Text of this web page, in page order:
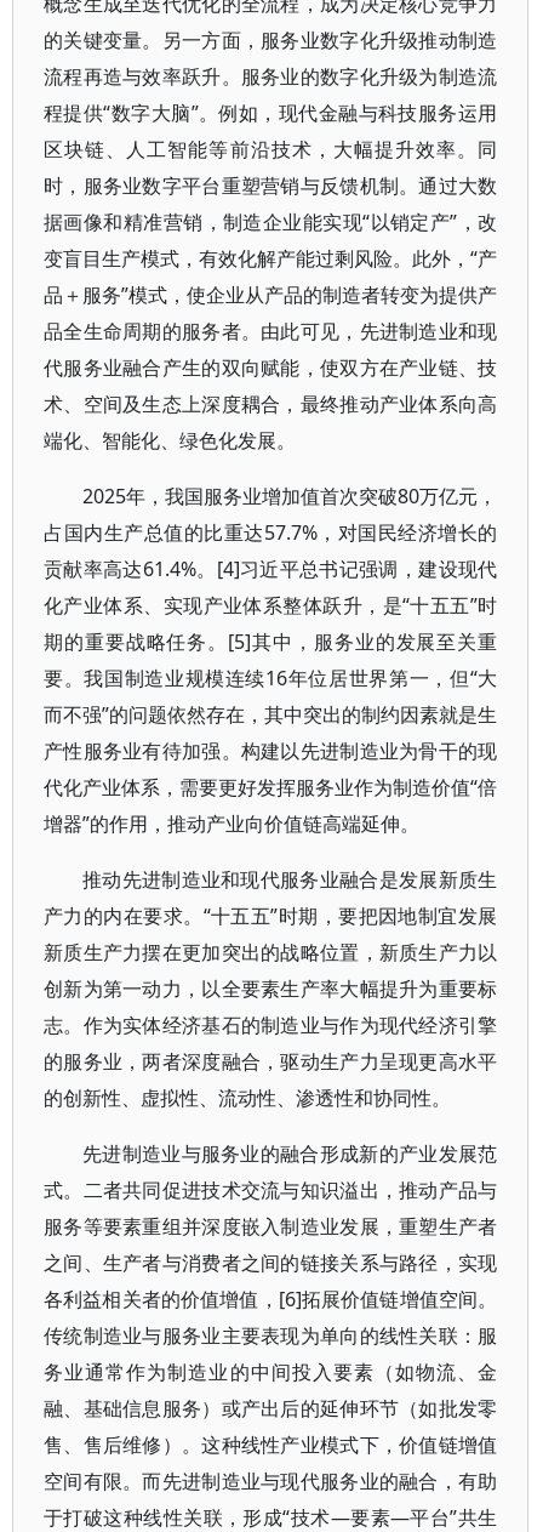
的关键变量。另一方面，服务业数字化升级推动制造
流程再造与效率跃升。服务业的数字化升级为制造流
程提供“数字大脑”。例如，现代金融与科技服务运用
区块链、人工智能等前沿技术，大幅提升效率。同
时，服务业数字平台重塑营销与反馈机制。通过大数
据画像和精准营销，制造企业能实现“以销定产”，改
变盲目生产模式，有效化解产能过剩风险。此外，“产
品＋服务”模式，使企业从产品的制造者转变为提供产
品全生命周期的服务者。由此可见，先进制造业和现
代服务业融合产生的双向赋能，使双方在产业链、技
术、空间及生态上深度耦合，最终推动产业体系向高
端化、智能化、绿色化发展。
2025年，我国服务业增加值首次突破80万亿元，
占国内生产总值的比重达57.7%，对国民经济增长的
贡献率高达61.4%。[4]习近平总书记强调，建设现代
化产业体系、实现产业体系整体跃升，是“十五五”时
期的重要战略任务。[5]其中，服务业的发展至关重
要。我国制造业规模连续16年位居世界第一，但“大
而不强”的问题依然存在，其中突出的制约因素就是生
产性服务业有待加强。构建以先进制造业为骨干的现
代化产业体系，需要更好发挥服务业作为制造价值“倍
增器”的作用，推动产业向价值链高端延伸。
推动先进制造业和现代服务业融合是发展新质生
产力的内在要求。“十五五”时期，要把因地制宜发展
新质生产力摆在更加突出的战略位置，新质生产力以
创新为第一动力，以全要素生产率大幅提升为重要标
志。作为实体经济基石的制造业与作为现代经济引擎
的服务业，两者深度融合，驱动生产力呈现更高水平
的创新性、虚拟性、流动性、渗透性和协同性。
先进制造业与服务业的融合形成新的产业发展范
式。二者共同促进技术交流与知识溢出，推动产品与
服务等要素重组并深度嵌入制造业发展，重塑生产者
之间、生产者与消费者之间的链接关系与路径，实现
各利益相关者的价值增值，[6]拓展价值链增值空间。
传统制造业与服务业主要表现为单向的线性关联：服
务业通常作为制造业的中间投入要素（如物流、金
融、基础信息服务）或产出后的延伸环节（如批发零
售、售后维修）。这种线性产业模式下，价值链增值
空间有限。而先进制造业与现代服务业的融合，有助
于打破这种线性关联，形成“技术—要素—平台”共生